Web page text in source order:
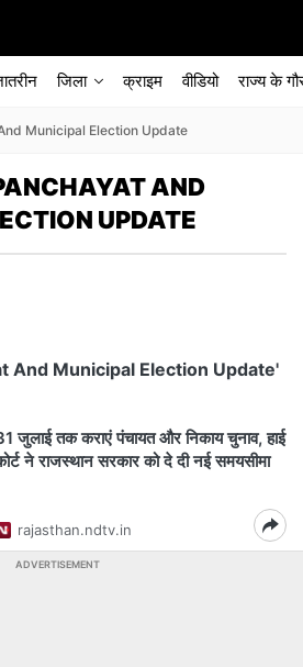
जिला क्राइम वीडियो राज्‍य के
Municipal Election Update
AND
UPDATE
And Municipal Election Update'
जुलाई तक कराएं पंचायत और निकाय चुनाव, हाई
ने राजस्थान सरकार को दे दी नई समयसीमा
rajasthan.ndtv.in
ADVERTISEMENT